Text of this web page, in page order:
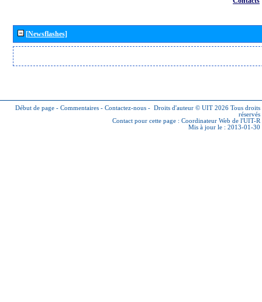
[Newsflashes]
Début de page - Commentaires - Contactez-nous - Droits d'auteur © UIT 2026 Tous droits
réservés
Contact pour cette page : Coordinateur Web de l'UIT-R
Mis à jour le : 2013-01-30